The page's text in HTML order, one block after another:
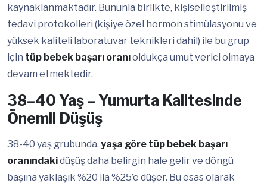
kaynaklanmaktadır. Bununla birlikte, kişiselleştirilmiş
tedavi protokolleri (kişiye özel hormon stimülasyonu ve
yüksek kaliteli laboratuvar teknikleri dahil) ile bu grup
için tüp bebek başarı oranıoldukça umut verici olmaya
devam etmektedir.
38–40 Yaş – Yumurta Kalitesinde
Önemli Düşüş
38-40 yaş grubunda, yaşa göre tüp bebek başarı
oranındakidüşüş daha belirgin hale gelir ve döngü
başına yaklaşık %20 ila %25’e düşer. Bu esas olarak